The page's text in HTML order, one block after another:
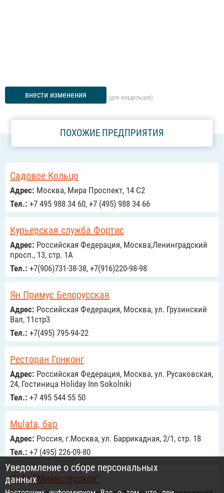
внести изменения (для владельцев)
ПОХОЖИЕ ПРЕДПРИЯТИЯ
Садовое Кольцо
Адрес: Москва, Мира Проспект, 14 С2
Тел.: +7 495 988 34 60, +7 (495) 988 34 66
Курьерская служба Фортис
Адрес: Российcкая Федерация, Москва,Ленинградский
просп., 13, стр. 1А
Тел.: +7(906)731-38-38, +7(916)220-98-98
Ян Примус Белорусская
Адрес: Российcкая Федерация, Москва, ул. Грузинский
Вал, 11стр3
Тел.: +7(495) 795-94-22
Ресторан Гонконг
Адрес: Российcкая Федерация, Москва, ул. Русаковская,
24, Гостиница Holiday Inn Sokolniki
Тел.: +7 495 544 55 50
Mulata, бар
Адрес: Россия, г.Москва, ул. Баррикадная, 2/1, стр. 18
Тел.: +7 (495) 226-09-80
Кафе "Министерское"
Уведомление о сборе персональных
данных